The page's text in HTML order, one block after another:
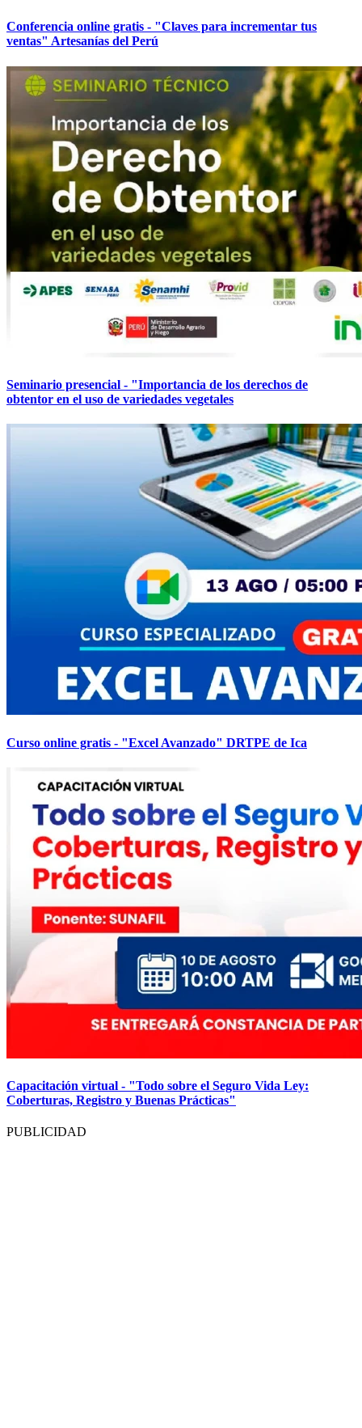
Conferencia online gratis - "Claves para incrementar tus
ventas" Artesanías del Perú
Seminario presencial - "Importancia de los derechos de
obtentor en el uso de variedades vegetales
Curso online gratis - "Excel Avanzado" DRTPE de Ica
Capacitación virtual - "Todo sobre el Seguro Vida Ley:
Coberturas, Registro y Buenas Prácticas"
PUBLICIDAD